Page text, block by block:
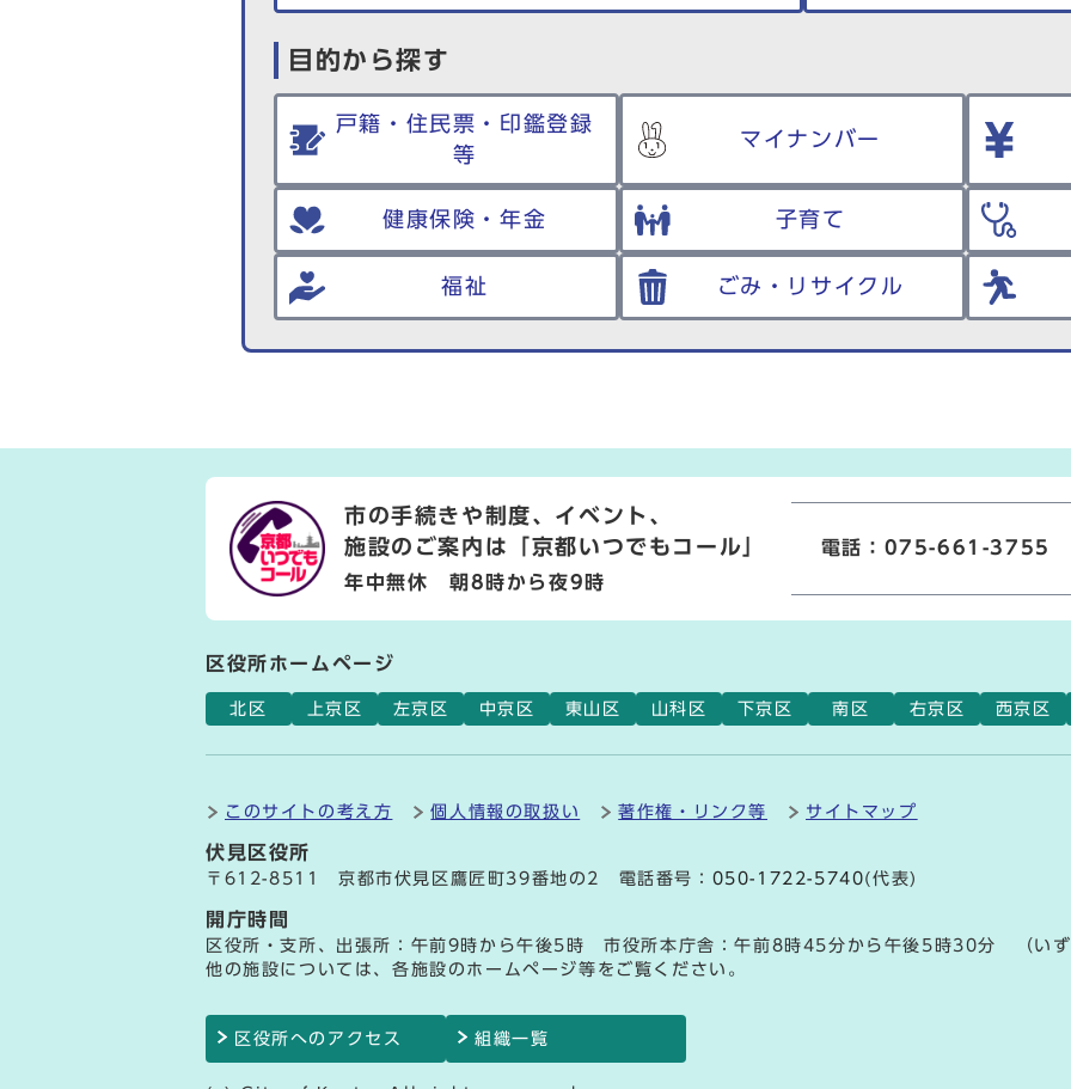
目的から探す
戸籍・住民票・印鑑登録
等
マイナンバー
健康保険・年金 子育て
福祉 ごみ・リサイクル
市の手続きや制度、イベント、
施設のご案内は
「京都いつでもコール」
年中無休 朝8時から夜9時
電話：075-661-3755
区役所ホームページ
北区 上京区 左京区 中京区 東山区 山科区 下京区 南区 右京区 西京区
このサイトの考え方 個人情報の取扱い 著作権・リンク等 サイトマップ
伏見区役所
〒612-8511 京都市伏見区鷹匠町39番地の2 電話番号： 050-1722-5740(代表)
開庁時間
区役所・支所、出張所：午前9時から午後5時 市役所本庁舎：午前8時45分から午後5時30分 （いず
他の施設については、各施設のホームページ等をご覧ください。
区役所へのアクセス 組織一覧